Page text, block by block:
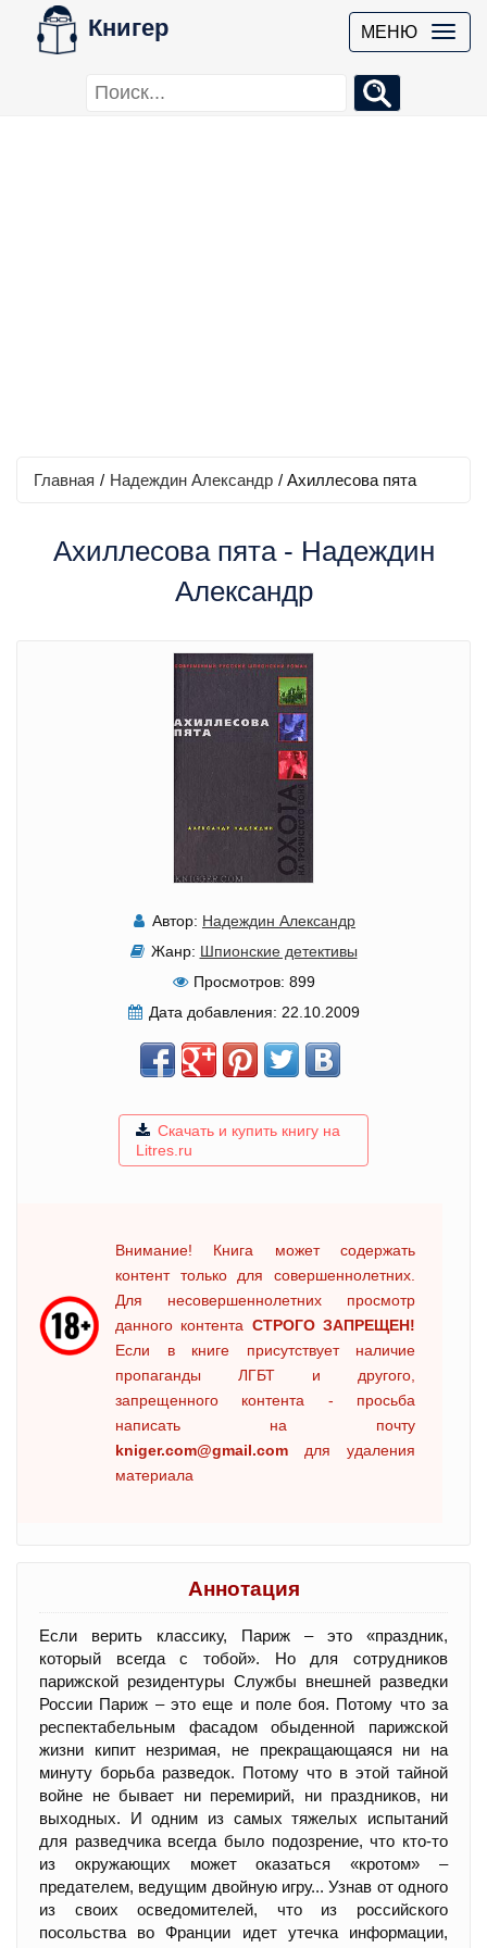
Книгер МЕНЮ
Главная / Надеждин Александр / Ахиллесова пята
Ахиллесова пята - Надеждин
Александр
Автор: Надеждин Александр
Жанр: Шпионские детективы
Просмотров: 899
Дата добавления: 22.10.2009
Скачать и купить книгу на
Litres.ru
Внимание! Книга может содержать
контент только для совершеннолетних.
Для несовершеннолетних просмотр
данного контента СТРОГО ЗАПРЕЩЕН!
Если в книге присутствует наличие
пропаганды ЛГБТ и другого,
запрещенного контента - просьба
написать на почту
kniger.com@gmail.com для удаления
материала
Аннотация
Если верить классику, Париж – это «праздник,
который всегда с тобой». Но для сотрудников
парижской резидентуры Службы внешней разведки
России Париж – это еще и поле боя. Потому что за
респектабельным фасадом обыденной парижской
жизни кипит незримая, не прекращающаяся ни на
минуту борьба разведок. Потому что в этой тайной
войне не бывает ни перемирий, ни праздников, ни
выходных. И одним из самых тяжелых испытаний
для разведчика всегда было подозрение, что кто-то
из окружающих может оказаться «кротом» –
предателем, ведущим двойную игру... Узнав от одного
из своих осведомителей, что из российского
посольства во Франции идет утечка информации,